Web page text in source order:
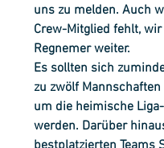
uns zu melden. Auch
Crew-Mitglied fehlt,
Regnemer weiter.
Es sollten sich
zu zwölf
um die heimische
werden. Darüber